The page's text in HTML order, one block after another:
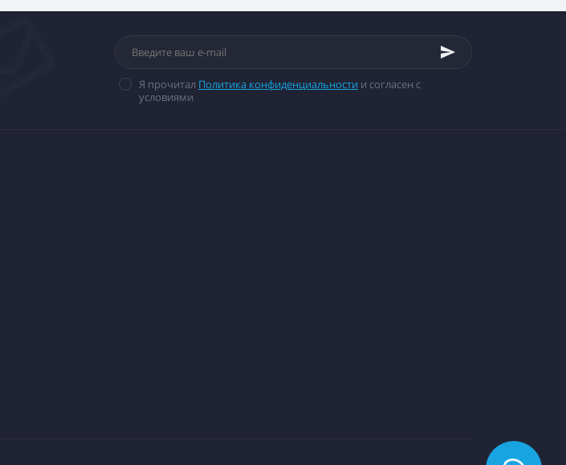
Я прочитал Политика конфиденциальности и согласен с
условиями